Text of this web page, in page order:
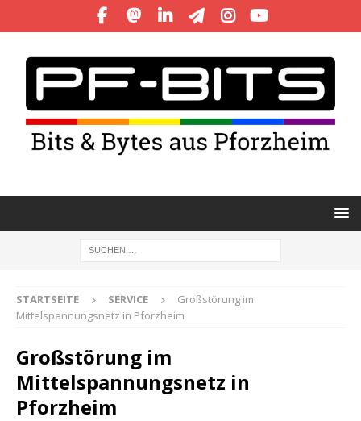
STARTSEITE SERVICE
Großstörung im
Mittelspannungsnetz in Pforzheim
Großstörung im
Mittelspannungsnetz in
Pforzheim